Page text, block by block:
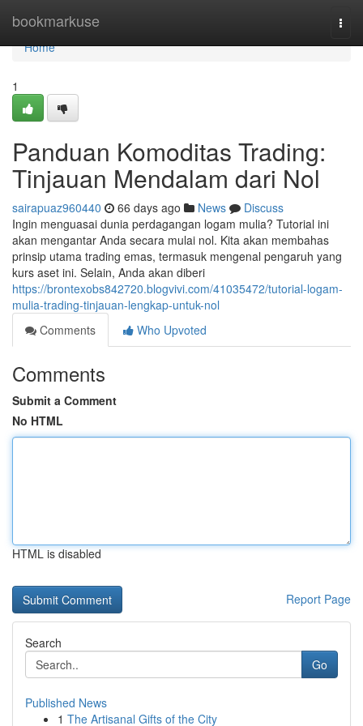
bookmarkuse
Home
Home
1
Panduan Komoditas Trading:
Tinjauan Mendalam dari Nol
sairapuaz960440 66 days ago News
Discuss
Ingin menguasai dunia perdagangan logam mulia? Tutorial ini
akan mengantar Anda secara mulai nol. Kita akan membahas
prinsip utama trading emas, termasuk mengenal pengaruh yang
kurs aset ini. Selain, Anda akan diberi
https://brontexobs842720.blogvivi.com/41035472/tutorial-logam-
mulia-trading-tinjauan-lengkap-untuk-nol
Comments
Who Upvoted
Comments
Submit a Comment
No HTML
HTML is disabled
Report Page
Search
Go
Published News
1 The Artisanal Gifts of the City